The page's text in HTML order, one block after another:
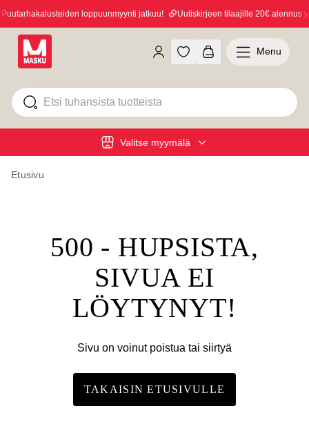
loppuunmyynti jatkuu! Uutiskirjeen tilaajille 20€ alennus
Valitse myymälä
Menu
Etusivu
500 - HUPSISTA,
SIVUA EI
LÖYTYNYT!
Sivu on voinut poistua tai siirtyä
TAKAISIN ETUSIVULLE